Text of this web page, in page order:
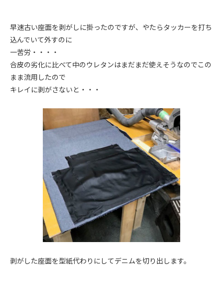
早速古い座面を剥がしに掛ったのですが、やたらタッカーを打ち
込んでいて外すのに
一苦労・・・・
合皮の劣化に比べて中のウレタンはまだまだ使えそうなのでこの
まま流用したので
キレイに剥がさないと・・・
剥がした座面を型紙代わりにしてデニムを切り出します。